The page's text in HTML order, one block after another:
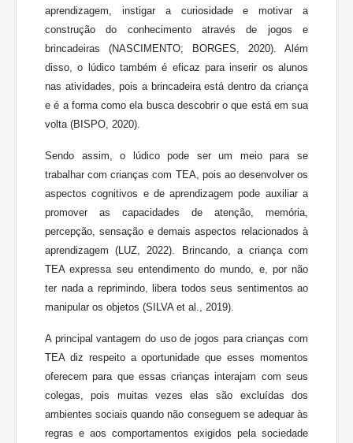
aprendizagem, instigar a curiosidade e motivar a
construção do conhecimento através de jogos e
brincadeiras (NASCIMENTO; BORGES, 2020). Além
disso, o lúdico também é eficaz para inserir os alunos
nas atividades, pois a brincadeira está dentro da criança
e é a forma como ela busca descobrir o que está em sua
volta (BISPO, 2020).
Sendo assim, o lúdico pode ser um meio para se
trabalhar com crianças com TEA, pois ao desenvolver os
aspectos cognitivos e de aprendizagem pode auxiliar a
promover as capacidades de atenção, memória,
percepção, sensação e demais aspectos relacionados à
aprendizagem (LUZ, 2022). Brincando, a criança com
TEA expressa seu entendimento do mundo, e, por não
ter nada a reprimindo, libera todos seus sentimentos ao
manipular os objetos (SILVA et al., 2019).
A principal vantagem do uso de jogos para crianças com
TEA diz respeito a oportunidade que esses momentos
oferecem para que essas crianças interajam com seus
colegas, pois muitas vezes elas são excluídas dos
ambientes sociais quando não conseguem se adequar às
regras e aos comportamentos exigidos pela sociedade